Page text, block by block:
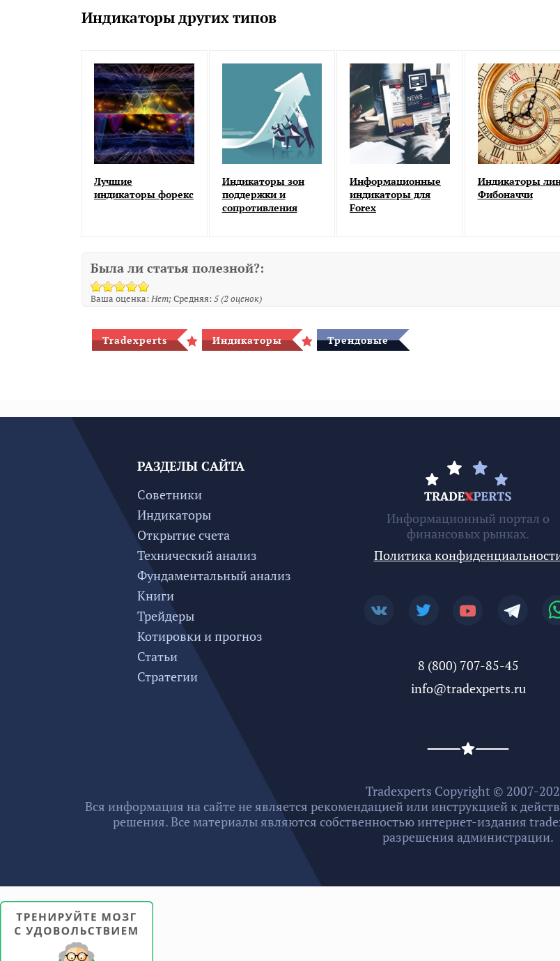
Индикаторы других типов
Лучшие
индикаторы форекс
Индикаторы зон
поддержки и
сопротивления
Информационные
индикаторы для
Forex
Индикаторы
Фибоначчи
Была ли статья полезной?:
Ваша оценка:Нет Средняя:5(2оценок)
Tradexperts Индикаторы Трендовые
РАЗДЕЛЫ САЙТА
Советники
Индикаторы
Открытие счета
Технический анализ
Фундаментальный анализ
Книги
Трейдеры
Котировки и прогноз
Статьи
Стратегии
Информационный портал о
финансовых рынках.
Политика
8 (800) 707-85-45
info@tradexperts.ru
Tradexperts Copyright © 2007-
Вся информация на сайте не является рекомендацией или инструкцией к
решения. Все материалы являются собственностью интернет-издания
разрешения администрации.